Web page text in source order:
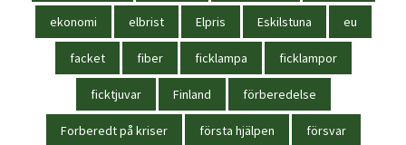
ekonomi elbrist Elpris Eskilstuna eu
facket fiber ficklampa ficklampor
ficktjuvar Finland förberedelse
Forberedt på kriser första hjälpen försvar